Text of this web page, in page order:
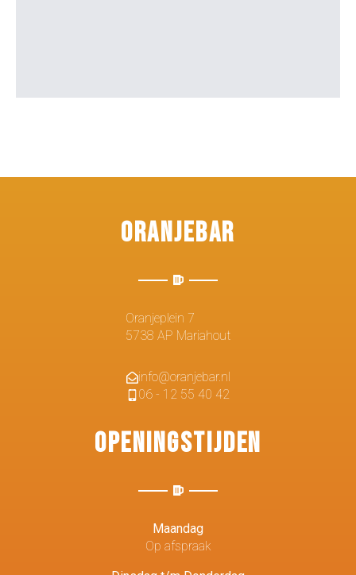
Oranjebar
Oranjeplein 7
5738 AP Mariahout
info@oranjebar.nl
06 - 12 55 40 42
Openingstijden
Maandag
Op afspraak